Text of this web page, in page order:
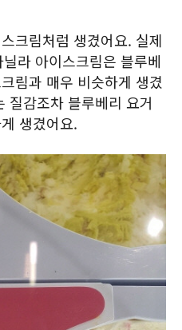
크림처럼 생겼어요. 실제
라 아이스크림은 블루베
림과 매우 비슷하게 생겼
질감조차 블루베리 요거
생겼어요.